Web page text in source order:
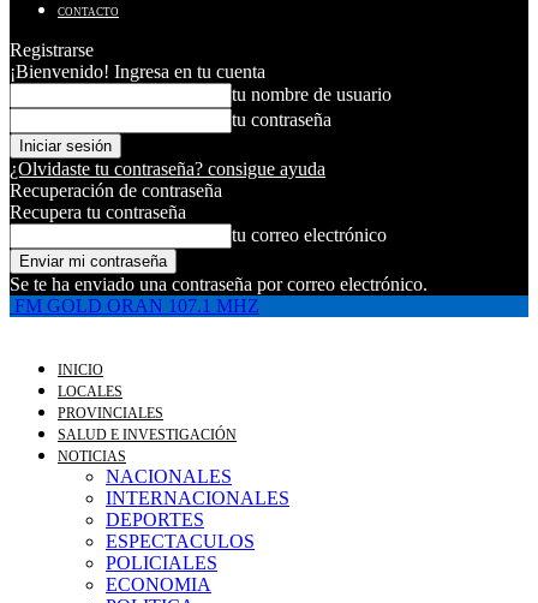
CONTACTO
Registrarse
¡Bienvenido! Ingresa en tu cuenta
tu nombre de usuario
tu contraseña
¿Olvidaste tu contraseña? consigue ayuda
Recuperación de contraseña
Recupera tu contraseña
tu correo electrónico
Se te ha enviado una contraseña por correo electrónico.
FM GOLD ORAN 107.1 MHZ
INICIO
LOCALES
PROVINCIALES
SALUD E INVESTIGACIÓN
NOTICIAS
NACIONALES
INTERNACIONALES
DEPORTES
ESPECTACULOS
POLICIALES
ECONOMIA